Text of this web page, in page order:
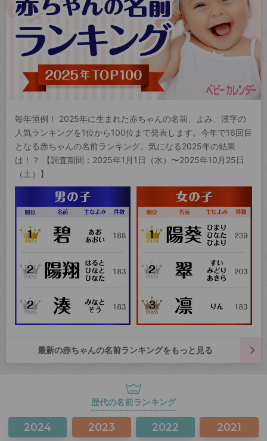
毎年恒例！ 2025年に生まれた赤ちゃんの名前、よみ、漢字の
人気ランキングを1位から100位まで発表します。今年で16回目
となる赤ちゃんの名前ランキング。気になる2025年の結果
は！？ 【調査期間：2025年1月1日（水）〜2025年10月25日
（土）】
最新の赤ちゃんの名前ランキングをもっと見る
歴代の名前ランキング
2024 2023 2022 2021